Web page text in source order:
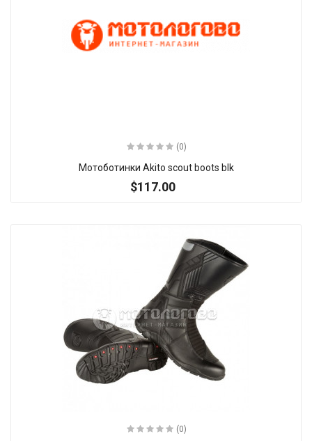
(0)
Мотоботинки Akito scout boots blk
$117.00
(0)